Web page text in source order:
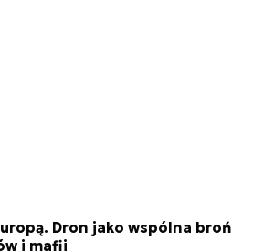
Dron jako wspólna broń
i mafii